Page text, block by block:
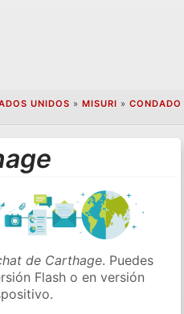
UNIDOS » MISURI » CONDADO
de Carthage. Puedes
Flash o en versión